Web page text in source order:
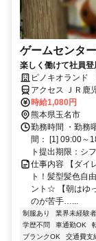
ゲームセンタ
楽しく働けて社員
ピノキオランド
アクセス ＪＲ鹿
名南口徒歩約38
時給1,080円
熊本県玉名市
勤務時間 ・勤務
間： [1] 09:00～
ト提出期限：シ
仕事内容 【ダイ
ト！髪型髪色自
ント☆ 【朝はゆ
のが苦手…...
制服あり 業界未経験
学歴不問
車通勤OK
ブランクOK
交通費支